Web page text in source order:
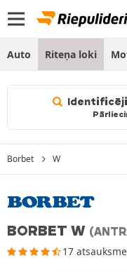
Auto Riteņa loki
Borbet W
BORBET W
17